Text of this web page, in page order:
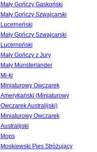
Mały Gończy Gaskoński
Mały Gończy Szwajcarski
Lucerneński
Mały Gończy Szwajcarski
Lucerneński
Mały Gończy z Jury
Mały Munsterlander
Mi-ki
Miniaturowy Owczarek
Amerykański (Miniaturowy
Owczarek Australijski)
Miniaturowy Owczarek
Australijski
Mops
Moskiewski Pies Stróżujący